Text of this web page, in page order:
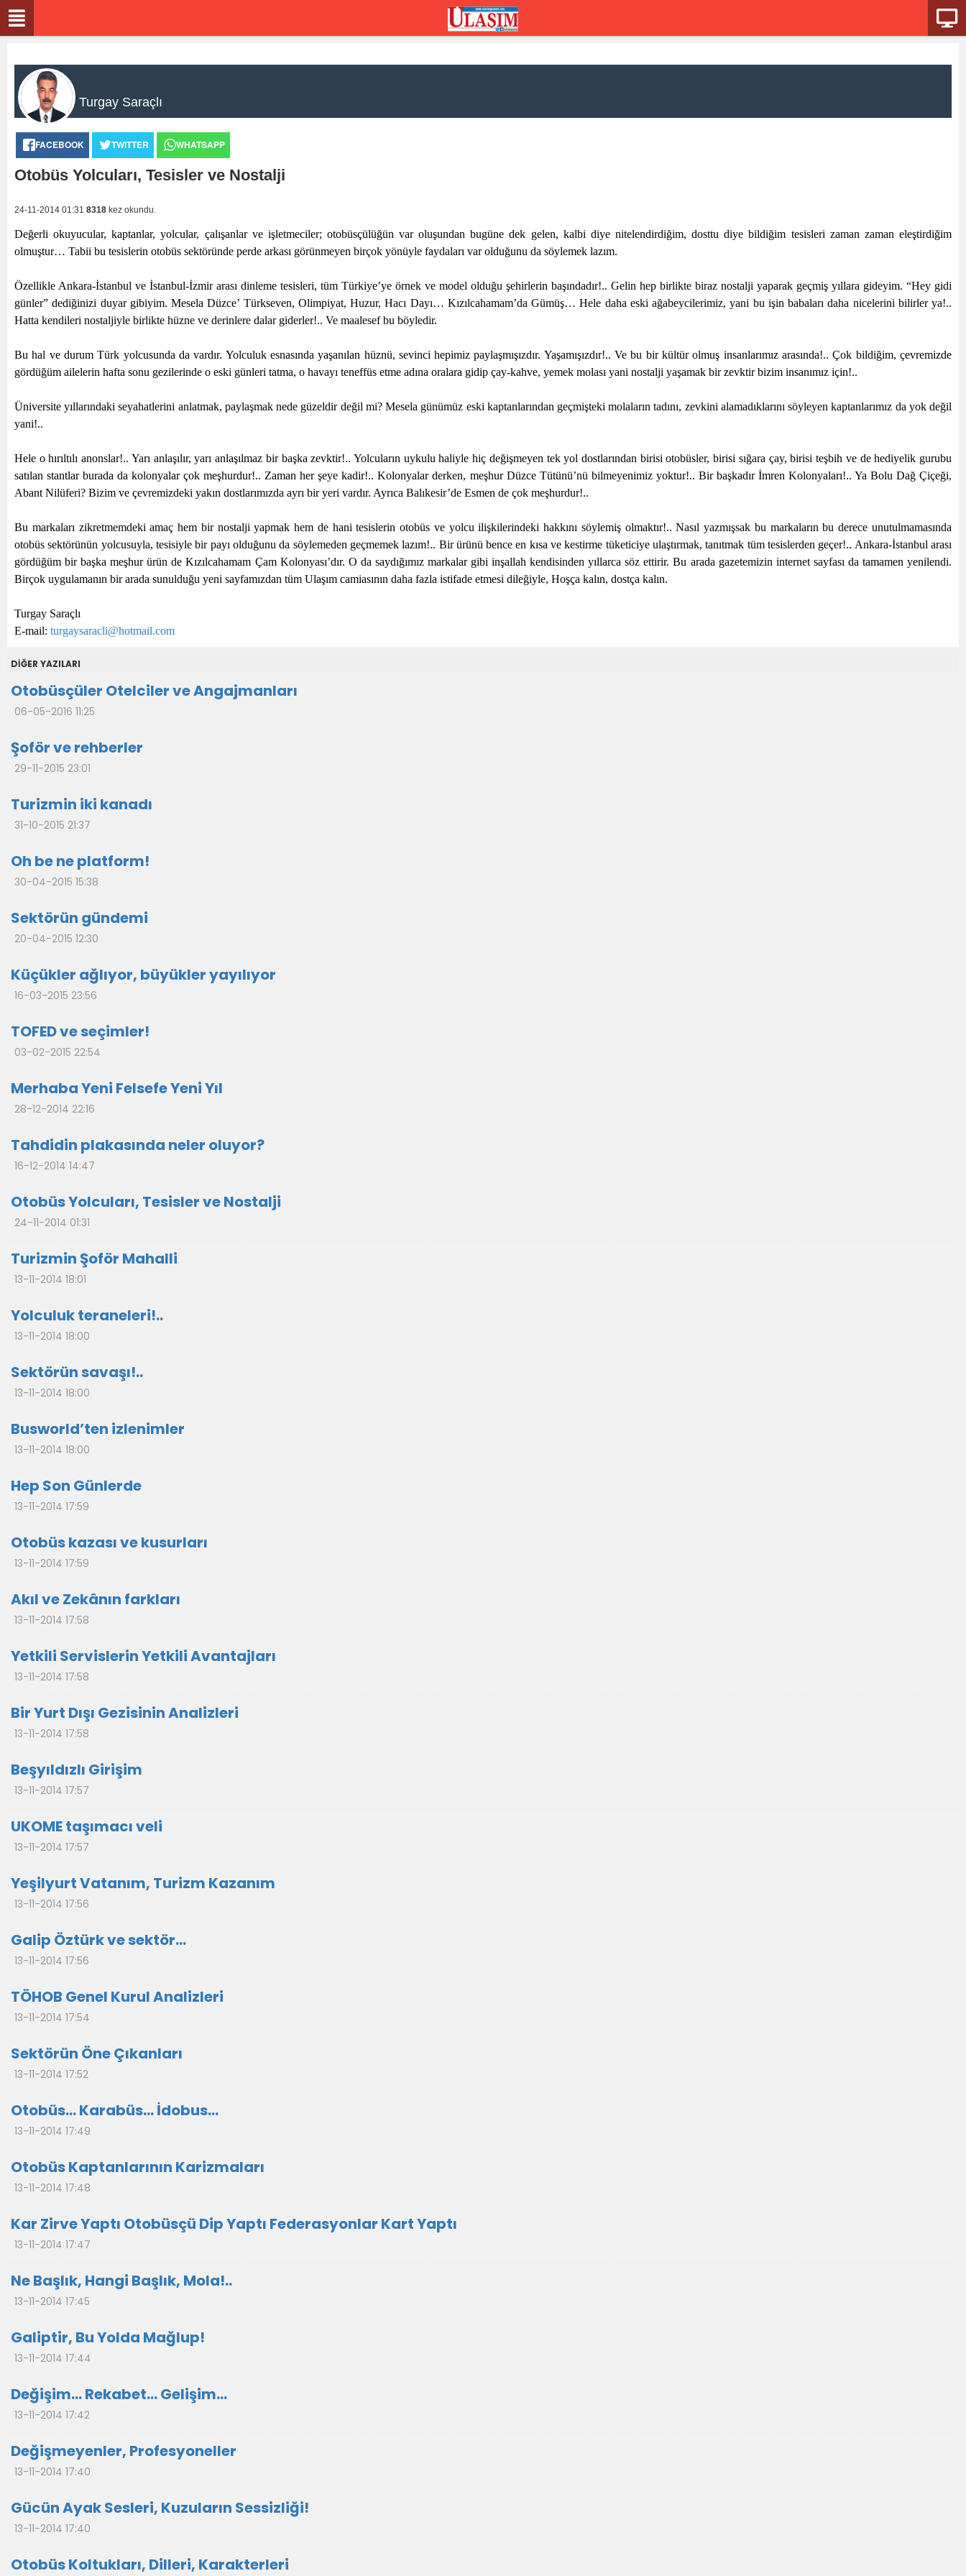
Turgay Saraçlı
FACEBOOK TWITTER WHATSAPP
Otobüs Yolcuları, Tesisler ve Nostalji
24-11-2014 01:31 8318 kez okundu.
Değerli okuyucular, kaptanlar, yolcular, çalışanlar ve işletmeciler; otobüsçülüğün var oluşundan bugüne dek gelen, kalbi diye nitelendirdiğim, dosttu diye bildiğim tesisleri zaman zaman eleştirdiğim
olmuştur… Tabii bu tesislerin otobüs sektöründe perde arkası görünmeyen birçok yönüyle faydaları var olduğunu da söylemek lazım.
Özellikle Ankara-İstanbul ve İstanbul-İzmir arası dinleme tesisleri, tüm Türkiye’ye örnek ve model olduğu şehirlerin başındadır!.. Gelin hep birlikte biraz nostalji yaparak geçmiş yıllara gideyim. “Hey gidi
günler” dediğinizi duyar gibiyim. Mesela Düzce’ Türkseven, Olimpiyat, Huzur, Hacı Dayı… Kızılcahamam’da Gümüş… Hele daha eski ağabeycilerimiz, yani bu işin babaları daha nicelerini bilirler ya!..
Hatta kendileri nostaljiyle birlikte hüzne ve derinlere dalar giderler!.. Ve maalesef bu böyledir.
Bu hal ve durum Türk yolcusunda da vardır. Yolculuk esnasında yaşanılan hüznü, sevinci hepimiz paylaşmışızdır. Yaşamışızdır!.. Ve bu bir kültür olmuş insanlarımız arasında!.. Çok bildiğim, çevremizde
gördüğüm ailelerin hafta sonu gezilerinde o eski günleri tatma, o havayı teneffüs etme adına oralara gidip çay-kahve, yemek molası yani nostalji yaşamak bir zevktir bizim insanımız için!..
Üniversite yıllarındaki seyahatlerini anlatmak, paylaşmak nede güzeldir değil mi? Mesela günümüz eski kaptanlarından geçmişteki molaların tadını, zevkini alamadıklarını söyleyen kaptanlarımız da yok değil
yani!..
Hele o hırıltılı anonslar!.. Yarı anlaşılır, yarı anlaşılmaz bir başka zevktir!.. Yolcuların uykulu haliyle hiç değişmeyen tek yol dostlarından birisi otobüsler, birisi sığara çay, birisi teşbih ve de hediyelik gurubu
satılan stantlar burada da kolonyalar çok meşhurdur!.. Zaman her şeye kadir!.. Kolonyalar derken, meşhur Düzce Tütünü’nü bilmeyenimiz yoktur!.. Bir başkadır İmren Kolonyaları!.. Ya Bolu Dağ Çiçeği,
Abant Nilüferi? Bizim ve çevremizdeki yakın dostlarımızda ayrı bir yeri vardır. Ayrıca Balıkesir’de Esmen de çok meşhurdur!..
Bu markaları zikretmemdeki amaç hem bir nostalji yapmak hem de hani tesislerin otobüs ve yolcu ilişkilerindeki hakkını söylemiş olmaktır!.. Nasıl yazmışsak bu markaların bu derece unutulmamasında
otobüs sektörünün yolcusuyla, tesisiyle bir payı olduğunu da söylemeden geçmemek lazım!.. Bir ürünü bence en kısa ve kestirme tüketiciye ulaştırmak, tanıtmak tüm tesislerden geçer!.. Ankara-İstanbul arası
gördüğüm bir başka meşhur ürün de Kızılcahamam Çam Kolonyası’dır. O da saydığımız markalar gibi inşallah kendisinden yıllarca söz ettirir. Bu arada gazetemizin internet sayfası da tamamen yenilendi.
Birçok uygulamanın bir arada sunulduğu yeni sayfamızdan tüm Ulaşım camiasının daha fazla istifade etmesi dileğiyle, Hoşça kalın, dostça kalın.
Turgay Saraçlı
E-mail: turgaysaracli@hotmail.com
DİĞER YAZILARI
Otobüsçüler Otelciler ve Angajmanları
06-05-2016 11:25
Şoför ve rehberler
29-11-2015 23:01
Turizmin iki kanadı
31-10-2015 21:37
Oh be ne platform!
30-04-2015 15:38
Sektörün gündemi
20-04-2015 12:30
Küçükler ağlıyor, büyükler yayılıyor
16-03-2015 23:56
TOFED ve seçimler!
03-02-2015 22:54
Merhaba Yeni Felsefe Yeni Yıl
28-12-2014 22:16
Tahdidin plakasında neler oluyor?
16-12-2014 14:47
Otobüs Yolcuları, Tesisler ve Nostalji
24-11-2014 01:31
Turizmin Şoför Mahalli
13-11-2014 18:01
Yolculuk teraneleri!..
13-11-2014 18:00
Sektörün savaşı!..
13-11-2014 18:00
Busworld’ten izlenimler
13-11-2014 18:00
Hep Son Günlerde
13-11-2014 17:59
Otobüs kazası ve kusurları
13-11-2014 17:59
Akıl ve Zekânın farkları
13-11-2014 17:58
Yetkili Servislerin Yetkili Avantajları
13-11-2014 17:58
Bir Yurt Dışı Gezisinin Analizleri
13-11-2014 17:58
Beşyıldızlı Girişim
13-11-2014 17:57
UKOME taşımacı veli
13-11-2014 17:57
Yeşilyurt Vatanım, Turizm Kazanım
13-11-2014 17:56
Galip Öztürk ve sektör…
13-11-2014 17:56
TÖHOB Genel Kurul Analizleri
13-11-2014 17:54
Sektörün Öne Çıkanları
13-11-2014 17:52
Otobüs… Karabüs… İdobus…
13-11-2014 17:49
Otobüs Kaptanlarının Karizmaları
13-11-2014 17:48
Kar Zirve Yaptı Otobüsçü Dip Yaptı Federasyonlar Kart Yaptı
13-11-2014 17:47
Ne Başlık, Hangi Başlık, Mola!..
13-11-2014 17:45
Galiptir, Bu Yolda Mağlup!
13-11-2014 17:44
Değişim… Rekabet… Gelişim…
13-11-2014 17:42
Değişmeyenler, Profesyoneller
13-11-2014 17:40
Gücün Ayak Sesleri, Kuzuların Sessizliği!
13-11-2014 17:40
Otobüs Koltukları, Dilleri, Karakterleri